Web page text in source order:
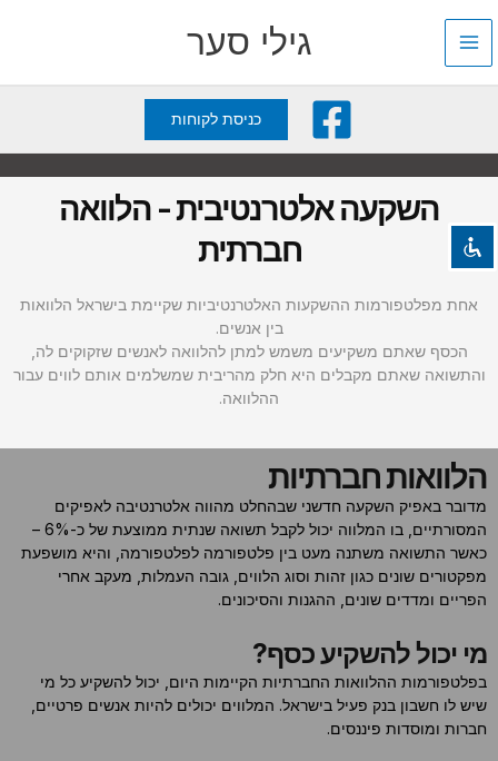
השבת את ההבזקים
settings צבע רקע
זום (הקטנה)
גופן קריא
format_underlined הוסף קו תחתון לקישורים
font_download סמן קישורים
לאפס
את
כל
cached
לתוכן
גילי סער
כניסת לקוחות
השקעה אלטרנטיבית - הלוואה
חברתית
אחת מפלטפורמות ההשקעות האלטרנטיביות שקיימת בישראל הלוואות
בין אנשים.
הכסף שאתם משקיעים משמש למתן להלוואה לאנשים שזקוקים לה,
והתשואה שאתם מקבלים היא חלק מהריבית שמשלמים אותם לווים עבור
ההלוואה.
הלוואות חברתיות
מדובר באפיק השקעה חדשני שבהחלט מהווה אלטרנטיבה לאפיקים
המסורתיים, בו המלווה יכול לקבל תשואה שנתית ממוצעת של כ-6% –
כאשר התשואה משתנה מעט בין פלטפורמה לפלטפורמה, והיא מושפעת
מפקטורים שונים כגון זהות וסוג הלווים, גובה העמלות, מעקב אחרי
הפריים ומדדים שונים, ההגנות והסיכונים.
מי יכול להשקיע כסף?
בפלטפורמות ההלוואות החברתיות הקיימות היום, יכול להשקיע כל מי
שיש לו חשבון בנק פעיל בישראל. המלווים יכולים להיות אנשים פרטיים,
חברות ומוסדות פיננסים.